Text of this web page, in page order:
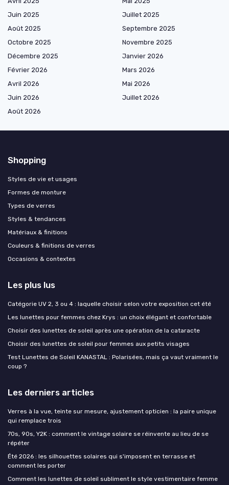
Juin 2025
Juillet 2025
Août 2025
Septembre 2025
Octobre 2025
Novembre 2025
Décembre 2025
Janvier 2026
Février 2026
Mars 2026
Avril 2026
Mai 2026
Juin 2026
Juillet 2026
Août 2026
Shopping
Styles de vie et usages
Formes de monture
Types de verres
Styles & tendances
Matériaux & finitions
Couleurs & finitions de verres
Occasions & contextes
Les plus lus
Catégorie UV 2, 3 ou 4 : laquelle choisir selon votre exposition cet été
Les lunettes pour femmes chez Krys : un choix élégant et confortable
Choisir des lunettes de soleil après une opération de la cataracte
Choisir des lunettes de soleil pour femmes aux petits visages
Test Lunettes de Soleil KANASTAL : Polarisées, mais ça vaut vraiment le
coup ?
Les derniers articles
Verres à la vue, teinte sur mesure, ajustement opticien : la paire unique
qui remplace trois
70s, 90s, Y2K : comment le vintage solaire se réinvente au lieu de se
répéter
Été 2026 : les silhouettes solaires qui s'imposent en terrasse et
comment les porter
Comment les lunettes de soleil subliment le style vestimentaire femme